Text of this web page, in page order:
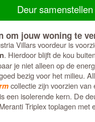
Deur samenstellen
om jouw woning te
Villars voordeur is
. Hierdoor blijft de kou
je niet alleen op de
bezig voor het milieu.
collectie zijn voorzien van
een isolerende kern. De
Triplex toplagen met